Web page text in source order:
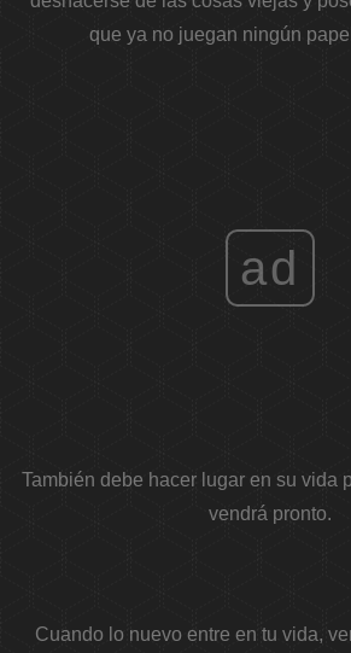
que ya no juegan ningún
ad
También debe hacer lugar en su vida
vendrá pronto.
Cuando lo nuevo entre en tu vida,